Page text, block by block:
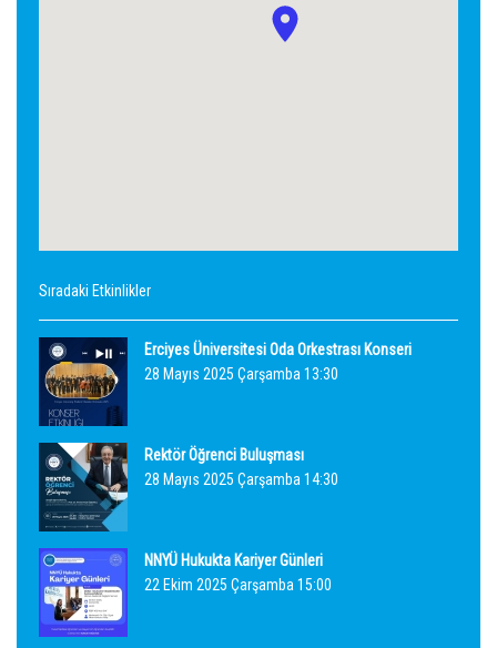
Sıradaki Etkinlikler
Erciyes Üniversitesi Oda Orkestrası Konseri
28 Mayıs 2025 Çarşamba 13:30
Rektör Öğrenci Buluşması
28 Mayıs 2025 Çarşamba 14:30
NNYÜ Hukukta Kariyer Günleri
22 Ekim 2025 Çarşamba 15:00